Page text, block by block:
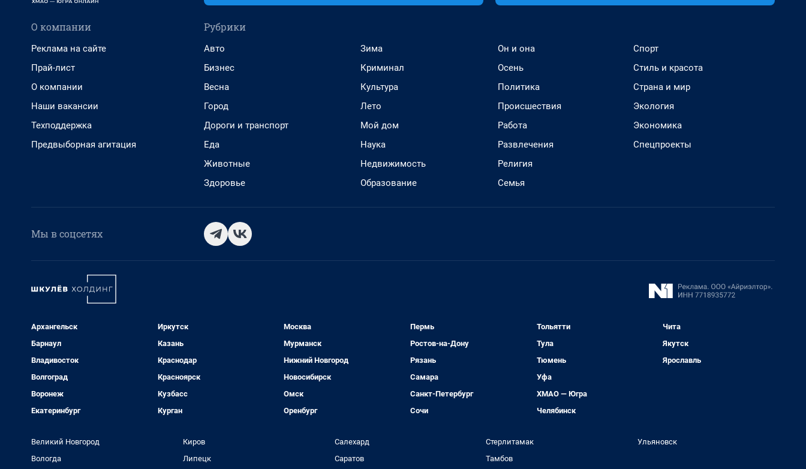
О компании
Реклама на сайте
Прай-лист
О компании
Наши вакансии
Техподдержка
Предвыборная агитация
Рубрики
Авто
Бизнес
Весна
Город
Дороги и транспорт
Еда
Животные
Здоровье
Зима
Криминал
Культура
Лето
Мой дом
Наука
Недвижимость
Образование
Он и она
Осень
Политика
Происшествия
Работа
Развлечения
Религия
Семья
Спорт
Стиль и красота
Страна и мир
Экология
Экономика
Спецпроекты
Мы в соцсетях
Архангельск
Барнаул
Владивосток
Волгоград
Воронеж
Екатеринбург
Иркутск
Казань
Краснодар
Красноярск
Кузбасс
Курган
Москва
Мурманск
Нижний Новгород
Новосибирск
Омск
Оренбург
Пермь
Ростов-на-Дону
Рязань
Самара
Санкт-Петербург
Сочи
Тольятти
Тула
Тюмень
Уфа
ХМАО — Югра
Челябинск
Чита
Якутск
Ярославль
Великий Новгород
Вологда
Киров
Липецк
Салехард
Саратов
Стерлитамак
Тамбов
Ульяновск